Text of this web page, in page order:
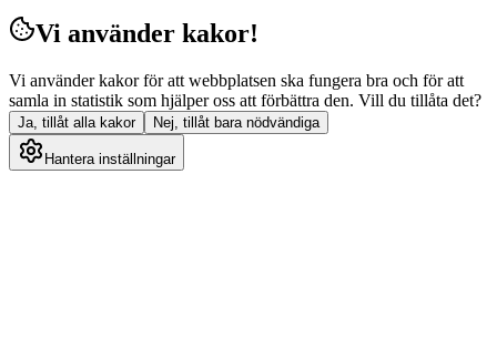
Vi använder kakor!
Vi använder kakor för att webbplatsen ska fungera bra och för att
samla in statistik som hjälper oss att förbättra den. Vill du tillåta det?
Ja, tillåt alla kakor Nej, tillåt bara nödvändiga
Hantera inställningar